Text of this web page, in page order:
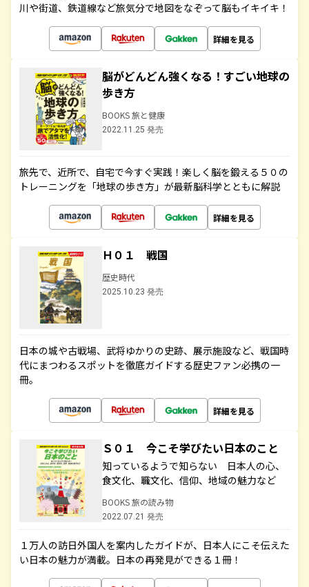
川や街道、鉄道線など旅気分で地図をなぞって脳もイキイキ！
詳細を見る
脳がどんどん強くなる！すごい地球の
歩き方
BOOKS 旅と健康
2022.11.25 発売
旅先で、近所で、自宅で今すぐ実践！楽しく脳を鍛える５０の
トレーニングを「地球の歩き方」が最新脳科学とともに解説
詳細を見る
Ｈ０１ 戦国
歴史時代
2025.10.23 発売
日本の城や古戦場、武将ゆかりの史跡、展示施設など、戦国時
代にまつわるスポットを徹底ガイドする歴史ファン必携の一
冊。
詳細を見る
Ｓ０１ 今こそ学びたい日本のこと
知っているようで知らない 日本人の心、
食文化、職文化、信仰、地域の魅力など
BOOKS 旅の読み物
2022.07.21 発売
１万人の訪日外国人を案内したガイドが、日本人にこそ伝えた
い日本の魅力が満載。日本の再発見ができる１冊！